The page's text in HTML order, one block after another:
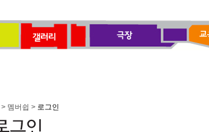
> 멤버쉽 > 로그인